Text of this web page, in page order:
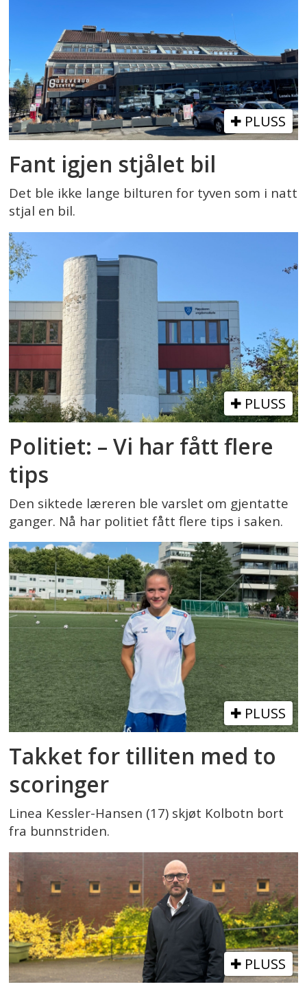
PLUSS
Fant igjen stjålet bil
Det ble ikke lange bilturen for tyven som i natt
stjal en bil.
PLUSS
Politiet: – Vi har fått flere
tips
Den siktede læreren ble varslet om gjentatte
ganger. Nå har politiet fått flere tips i saken.
PLUSS
Takket for tilliten med to
scoringer
Linea Kessler-Hansen (17) skjøt Kolbotn bort
fra bunnstriden.
PLUSS